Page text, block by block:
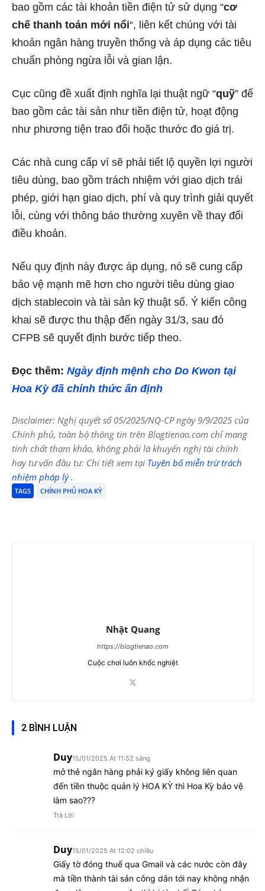
bao gồm các tài khoản tiền điện tử sử dụng “cơ
chế thanh toán mới nổi“, liên kết chúng với tài
khoản ngân hàng truyền thống và áp dụng các tiêu
chuẩn phòng ngừa lỗi và gian lận.
Cục cũng đề xuất định nghĩa lại thuật ngữ “quỹ” để
bao gồm các tài sản như tiền điện tử, hoạt động
như phương tiện trao đổi hoặc thước đo giá trị.
Các nhà cung cấp ví sẽ phải tiết lộ quyền lợi người
tiêu dùng, bao gồm trách nhiệm với giao dịch trái
phép, giới hạn giao dịch, phí và quy trình giải quyết
lỗi, cùng với thông báo thường xuyên về thay đổi
điều khoản.
Nếu quy định này được áp dụng, nó sẽ cung cấp
bảo vệ mạnh mẽ hơn cho người tiêu dùng giao
dịch stablecoin và tài sản kỹ thuật số. Ý kiến công
khai sẽ được thu thập đến ngày 31/3, sau đó
CFPB sẽ quyết định bước tiếp theo.
Đọc thêm: Ngày định mệnh cho Do Kwon tại
Hoa Kỳ đã chính thức ấn định
Disclaimer: Nghị quyết số 05/2025/NQ-CP ngày 9/9/2025 của
Chính phủ, toàn bộ thông tin trên Blogtienao.com chỉ mang
tính chất tham khảo, không phải là khuyến nghị tài chính
hay tư vấn đầu tư. Chi tiết xem tại Tuyên bố miễn trừ trách
nhiệm pháp lý.
TAGS CHÍNH PHỦ HOA KỲ
Nhật Quang
https://blogtienao.com
Cuộc chơi luôn khốc nghiệt
2 BÌNH LUẬN
Duy15/01/2025 At 11:52 sáng
mở thẻ ngân hàng phải ký giấy không liên quan
đến tiền thuộc quản lý HOA KỲ thì Hoa Kỳ bảo vệ
làm sao???
Trả Lời
Duy15/01/2025 At 12:02 chiều
Giấy tờ đóng thuế qua Gmail và các nước còn đây
mà tiền thành tài sản công dân tới nay không nhận